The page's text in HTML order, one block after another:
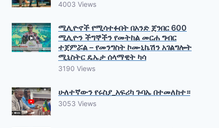
4003 Views
ሚሊዮኖች የሚሳተፉበት በአንድ ጀንበር 600
ሚሊዮን ችግኞችን የመትከል መርሐ ግብር
ተጀምሯል – የመንግስት ኮሙኒኬሽን አገልግሎት
ሚኒስትር ዴኤታ ሰላማዊት ካሳ
3190 Views
ሁለተኛውን የሩስያ_አፍሪካ ጉባኤ በተመለከተ።
3053 Views